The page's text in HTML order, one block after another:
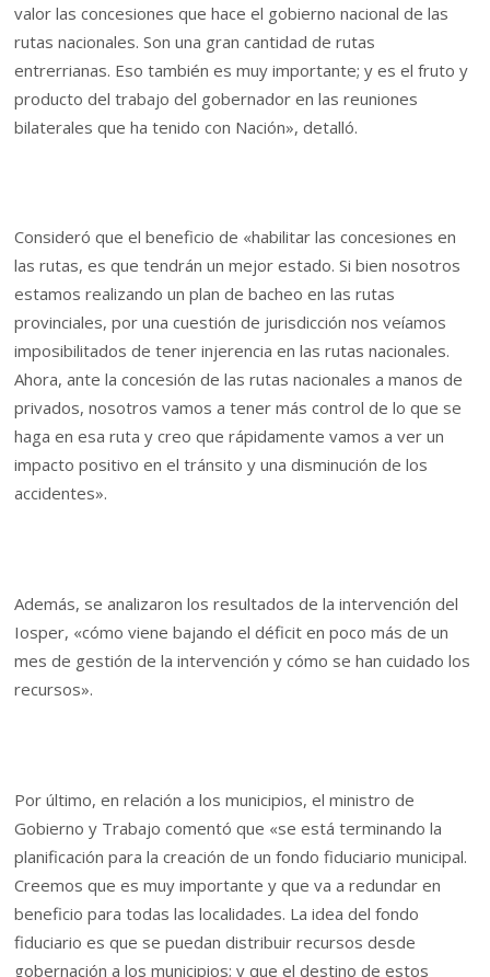
valor las concesiones que hace el gobierno nacional de las
rutas nacionales. Son una gran cantidad de rutas
entrerrianas. Eso también es muy importante; y es el fruto y
producto del trabajo del gobernador en las reuniones
bilaterales que ha tenido con Nación», detalló.
Consideró que el beneficio de «habilitar las concesiones en
las rutas, es que tendrán un mejor estado. Si bien nosotros
estamos realizando un plan de bacheo en las rutas
provinciales, por una cuestión de jurisdicción nos veíamos
imposibilitados de tener injerencia en las rutas nacionales.
Ahora, ante la concesión de las rutas nacionales a manos de
privados, nosotros vamos a tener más control de lo que se
haga en esa ruta y creo que rápidamente vamos a ver un
impacto positivo en el tránsito y una disminución de los
accidentes».
Además, se analizaron los resultados de la intervención del
Iosper, «cómo viene bajando el déficit en poco más de un
mes de gestión de la intervención y cómo se han cuidado los
recursos».
Por último, en relación a los municipios, el ministro de
Gobierno y Trabajo comentó que «se está terminando la
planificación para la creación de un fondo fiduciario municipal.
Creemos que es muy importante y que va a redundar en
beneficio para todas las localidades. La idea del fondo
fiduciario es que se puedan distribuir recursos desde
gobernación a los municipios; y que el destino de estos